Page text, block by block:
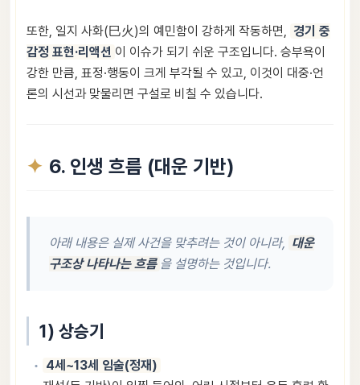
또한, 일지 사화(巳火)의 예민함이 강하게 작동하면, 경기 중
감정 표현·리액션 이 이슈가 되기 쉬운 구조입니다. 승부욕이
강한 만큼, 표정·행동이 크게 부각될 수 있고, 이것이 대중·언
론의 시선과 맞물리면 구설로 비칠 수 있습니다.
6. 인생 흐름 (대운 기반)
아래 내용은 실제 사건을 맞추려는 것이 아니라, 대운
구조상 나타나는 흐름 을 설명하는 것입니다.
1) 상승기
4세~13세 임술(정재)